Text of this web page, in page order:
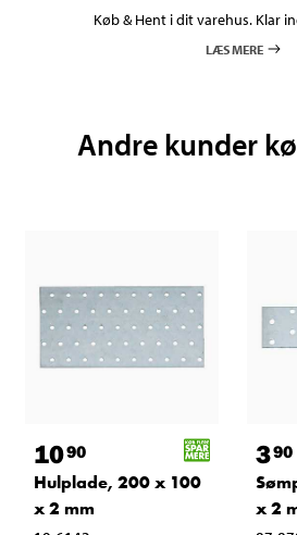
Køb & Hent i dit varehus. Klar
LÆS MERE
Andre kunder
1090
Hulplade, 200 x 100
x 2 mm
390
x 2